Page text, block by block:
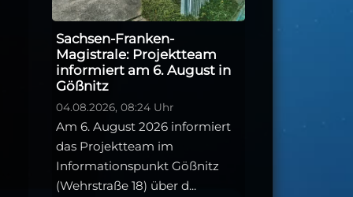
Sachsen-Franken-
Magistrale: Projektteam
informiert am 6. August in
Gößnitz
04.08.2026, 08:24 Uhr
Am 6. August 2026 informiert
das Projektteam im
Informationspunkt Gößnitz
(Wehrstraße 18) über d...